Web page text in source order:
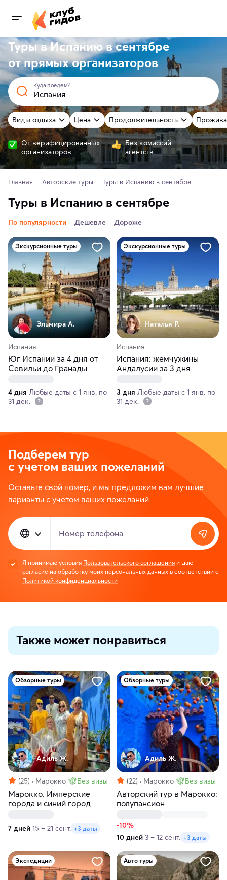
Туры в Испанию в сентябре
отпрямыхорганизаторов
Куда поедем?
Виды отдыха Цена Продолжительность
От верифицированных
организаторов
Без комиссий
агентств
Главная Авторские туры Туры в Испанию в сентябре
Туры в Испанию в сентябре
По популярности Дешевле Дороже
Экскурсионные туры
Эльмира А.
Испания
Юг Испании за 4 дня от
Севильи до Гранады
4 дня Любые даты с 1 янв. по
31 дек.
Экскурсионные туры
Наталья Р.
Испания
Испания: жемчужины
Андалусии за 3 дня
3 дня Любые даты с 1 янв. по
31 дек.
Подберем тур
с учетом ваших пожеланий
Оставьте свой номер, и мы предложим вам лучшие
варианты с учетом ваших пожеланий
Номер телефона
Я принимаю условия Пользовательского соглашения и даю
согласие на обработку моих персональных данных в соответствии с
Политикой конфиденциальности
Также может понравиться
Обзорные туры
Адиль Ж.
(25) Марокко Без визы
Марокко. Имперские
города и синий город
7 дней 15 – 21 сент. +3 даты
Обзорные туры
Адиль Ж.
(22) Марокко Без визы
Авторский тур в Марокко:
полупансион
-10%
10 дней 3 – 12 сент. +3 даты
Экспедиции Авто туры